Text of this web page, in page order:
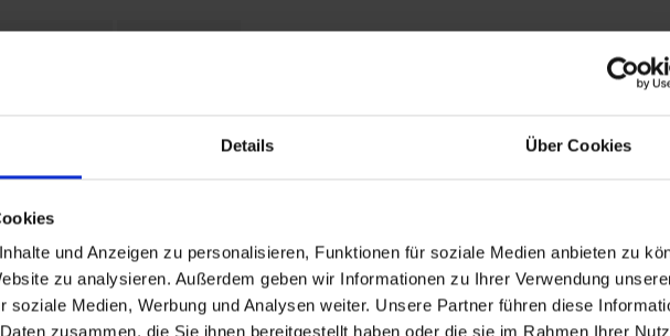
Details Über Cookies
und Anzeigen zu personalisieren, Funktionen für soziale Medien anbieten zu
zu analysieren. Außerdem geben wir Informationen zu Ihrer Verwendung
soziale Medien, Werbung und Analysen weiter. Unsere Partner führen diese
zusammen, die Sie ihnen bereitgestellt haben oder die sie im Rahmen Ihrer
(ca. 20 Minuten)
ca. 3 Std. - 39€